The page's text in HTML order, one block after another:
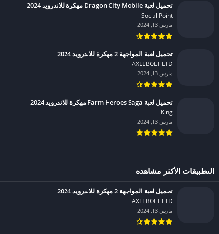
تحميل لعبة Dragon City Mobile مهكرة للاندرويد 2024
Social Point‏
مارس 13, 2024
تحميل لعبة المواجهة 2 مهكرة للاندرويد 2024
AXLEBOLT LTD‏
مارس 13, 2024
تحميل لعبة Farm Heroes Saga مهكرة للاندرويد 2024
King‏
مارس 13, 2024
التطبيقات الأكثر مشاهدة
تحميل لعبة المواجهة 2 مهكرة للاندرويد 2024
AXLEBOLT LTD‏
مارس 13, 2024